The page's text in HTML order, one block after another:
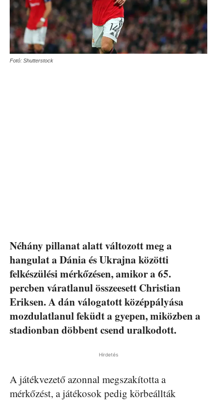
Fotó: Shutterstock
Néhány pillanat alatt változott meg a
hangulat a Dánia és Ukrajna közötti
felkészülési mérkőzésen, amikor a 65.
percben váratlanul összeesett Christian
Eriksen. A dán válogatott középpályása
mozdulatlanul feküdt a gyepen, miközben a
stadionban döbbent csend uralkodott.
Hirdetés
A játékvezető azonnal megszakította a
mérkőzést, a játékosok pedig körbeállták